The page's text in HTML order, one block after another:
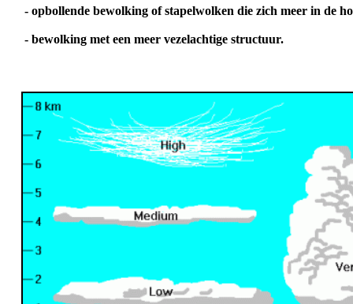
- opbollende bewolking of stapelwolken die zich meer in de
- bewolking met een meer vezelachtige structuur.